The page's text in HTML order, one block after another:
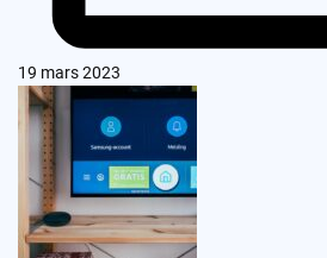
19 mars 2023